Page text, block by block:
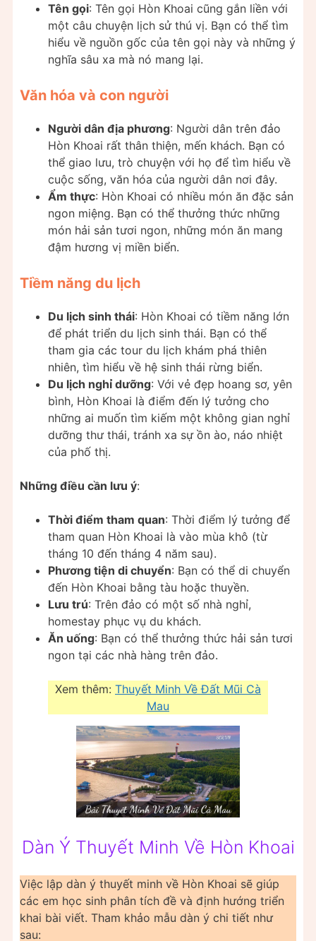
Tên gọi: Tên gọi Hòn Khoai cũng gắn liền với
một câu chuyện lịch sử thú vị. Bạn có thể tìm
hiểu về nguồn gốc của tên gọi này và những ý
nghĩa sâu xa mà nó mang lại.
Văn hóa và con người
Người dân địa phương: Người dân trên đảo
Hòn Khoai rất thân thiện, mến khách. Bạn có
thể giao lưu, trò chuyện với họ để tìm hiểu về
cuộc sống, văn hóa của người dân nơi đây.
Ẩm thực: Hòn Khoai có nhiều món ăn đặc sản
ngon miệng. Bạn có thể thưởng thức những
món hải sản tươi ngon, những món ăn mang
đậm hương vị miền biển.
Tiềm năng du lịch
Du lịch sinh thái: Hòn Khoai có tiềm năng lớn
để phát triển du lịch sinh thái. Bạn có thể
tham gia các tour du lịch khám phá thiên
nhiên, tìm hiểu về hệ sinh thái rừng biển.
Du lịch nghỉ dưỡng: Với vẻ đẹp hoang sơ, yên
bình, Hòn Khoai là điểm đến lý tưởng cho
những ai muốn tìm kiếm một không gian nghỉ
dưỡng thư thái, tránh xa sự ồn ào, náo nhiệt
của phố thị.
Những điều cần lưu ý:
Thời điểm tham quan: Thời điểm lý tưởng để
tham quan Hòn Khoai là vào mùa khô (từ
tháng 10 đến tháng 4 năm sau).
Phương tiện di chuyển: Bạn có thể di chuyển
đến Hòn Khoai bằng tàu hoặc thuyền.
Lưu trú: Trên đảo có một số nhà nghỉ,
homestay phục vụ du khách.
Ăn uống: Bạn có thể thưởng thức hải sản tươi
ngon tại các nhà hàng trên đảo.
Xem thêm: Thuyết Minh Về Đất Mũi Cà
Mau
Dàn Ý Thuyết Minh Về Hòn Khoai
Việc lập dàn ý thuyết minh về Hòn Khoai sẽ giúp
các em học sinh phân tích đề và định hướng triển
khai bài viết. Tham khảo mẫu dàn ý chi tiết như
sau: